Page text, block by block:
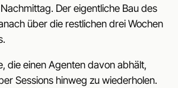
Der eigentliche Bau des
über die restlichen drei Wochen
die einen Agenten davon abhält,
Sessions hinweg zu wiederholen.